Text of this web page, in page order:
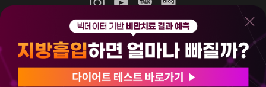
365mc 병·의원 이용약관
홈페이지 이용약관
비급여진료수가
(주)365mcㅣ서울특별시 서초구 서초대로52길 7, 3~4층(서초동, 제일빌딩)
120-87-04354ㅣ김남철